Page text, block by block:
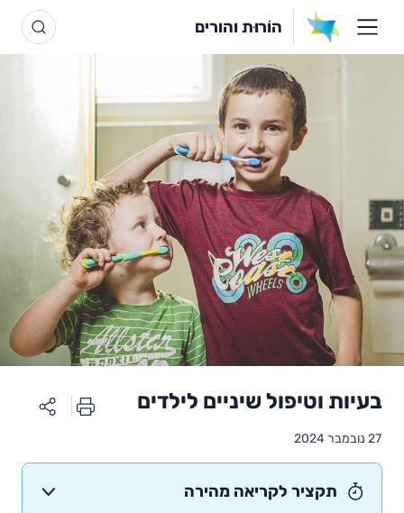
הוֹרוּת והורים
בעיות וטיפול שיניים לילדים
27 נובמבר 2024
תקציר לקריאה מהירה